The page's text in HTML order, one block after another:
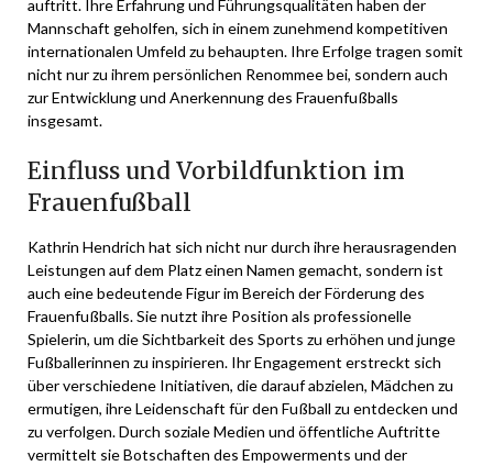
auftritt. Ihre Erfahrung und Führungsqualitäten haben der
Mannschaft geholfen, sich in einem zunehmend kompetitiven
internationalen Umfeld zu behaupten. Ihre Erfolge tragen somit
nicht nur zu ihrem persönlichen Renommee bei, sondern auch
zur Entwicklung und Anerkennung des Frauenfußballs
insgesamt.
Einfluss und Vorbildfunktion im
Frauenfußball
Kathrin Hendrich hat sich nicht nur durch ihre herausragenden
Leistungen auf dem Platz einen Namen gemacht, sondern ist
auch eine bedeutende Figur im Bereich der Förderung des
Frauenfußballs. Sie nutzt ihre Position als professionelle
Spielerin, um die Sichtbarkeit des Sports zu erhöhen und junge
Fußballerinnen zu inspirieren. Ihr Engagement erstreckt sich
über verschiedene Initiativen, die darauf abzielen, Mädchen zu
ermutigen, ihre Leidenschaft für den Fußball zu entdecken und
zu verfolgen. Durch soziale Medien und öffentliche Auftritte
vermittelt sie Botschaften des Empowerments und der